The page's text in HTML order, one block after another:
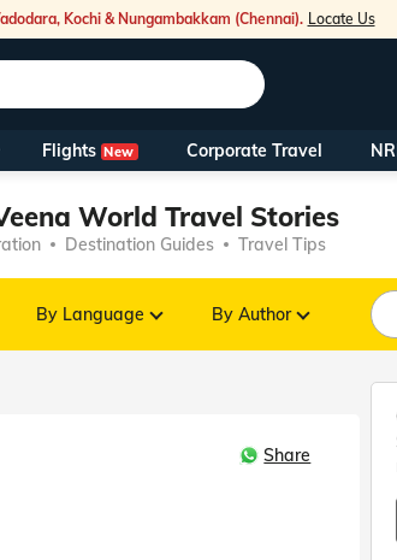
Kochi & Nungambakkam (Chennai). Locate Us
Our Toll Free
You can also
Foreign
NRIs travelling
Nearest
Business
Flights New Corporate Travel
World Travel Stories
Destination Guides Travel Tips
By Language By Author
Share